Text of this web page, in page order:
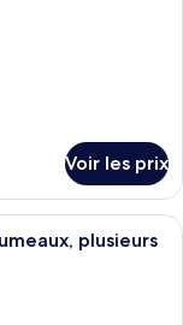
Voir les prix
d’hôtel avec un
plusieurs